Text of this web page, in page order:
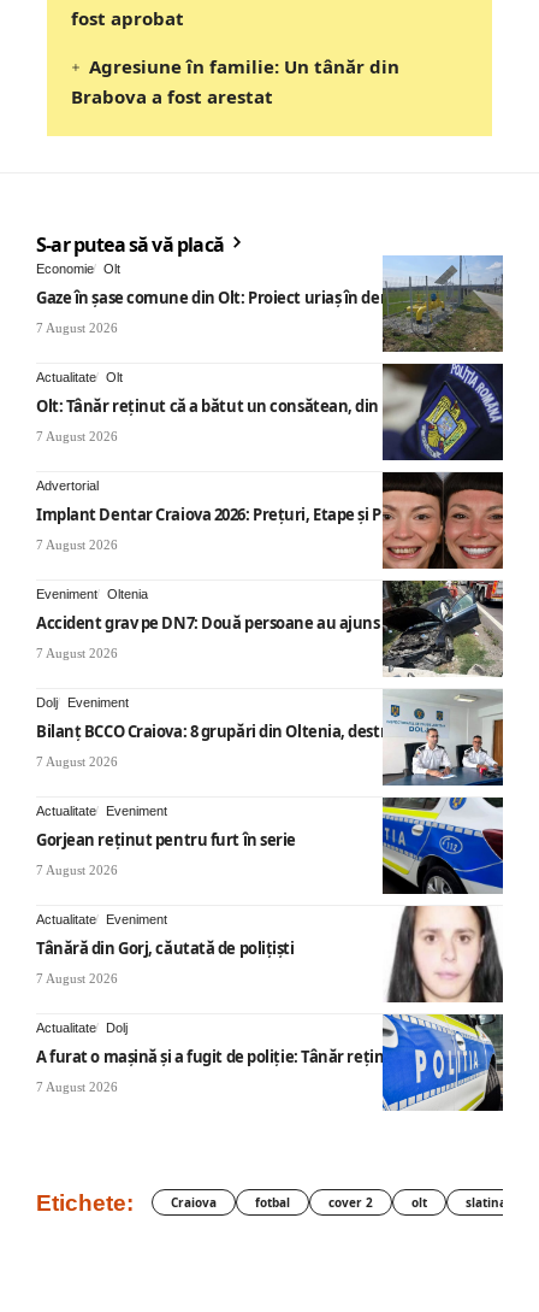
fost aprobat
Agresiune în familie: Un tânăr din
Brabova a fost arestat
S-ar putea să vă placă
Economie Olt
Gaze în șase comune din Olt: Proiect uriaș în derulare
7 August 2026
Actualitate Olt
Olt: Tânăr reţinut că a bătut un consătean, din cauza muzicii
7 August 2026
Advertorial
Implant Dentar Craiova 2026: Preţuri, Etape şi Plata în Rate
7 August 2026
Eveniment Oltenia
Accident grav pe DN7: Două persoane au ajuns la spital
7 August 2026
Dolj Eveniment
Bilanț BCCO Craiova: 8 grupări din Oltenia, destructurate
7 August 2026
Actualitate Eveniment
Gorjean reținut pentru furt în serie
7 August 2026
Actualitate Eveniment
Tânără din Gorj, căutată de polițiști
7 August 2026
Actualitate Dolj
A furat o mașină și a fugit de poliție: Tânăr reținut
7 August 2026
Etichete: Craiova fotbal cover 2 olt slatina